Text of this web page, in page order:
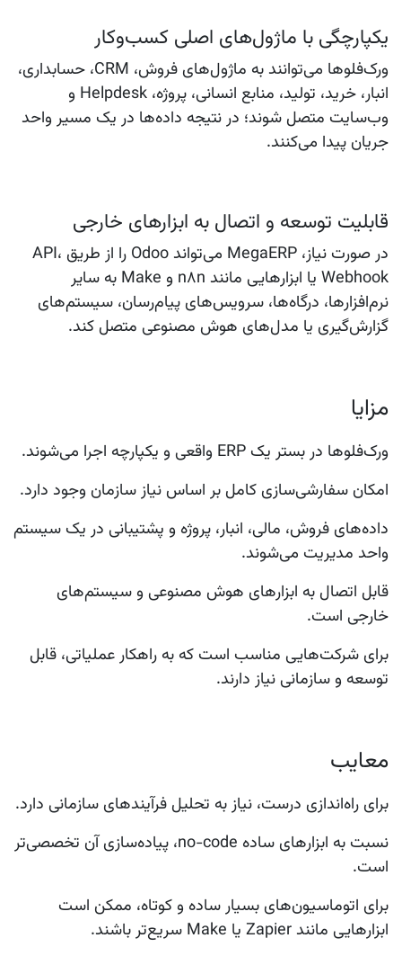
یکپارچگی با ماژول‌های اصلی کسب‌وکار
ورک‌فلوها می‌توانند به ماژول‌های فروش، CRM، حسابداری،
انبار، خرید، تولید، منابع انسانی، پروژه، Helpdesk و
وب‌سایت متصل شوند؛ در نتیجه داده‌ها در یک مسیر واحد
جریان پیدا می‌کنند.
قابلیت توسعه و اتصال به ابزارهای خارجی
در صورت نیاز، MegaERP می‌تواند Odoo را از طریق API،
Webhook یا ابزارهایی مانند n8n و Make به سایر
نرم‌افزارها، درگاه‌ها، سرویس‌های پیام‌رسان، سیستم‌های
گزارش‌گیری یا مدل‌های هوش مصنوعی متصل کند.
مزایا
ورک‌فلوها در بستر یک ERP واقعی و یکپارچه اجرا می‌شوند.
امکان سفارشی‌سازی کامل بر اساس نیاز سازمان وجود دارد.
داده‌های فروش، مالی، انبار، پروژه و پشتیبانی در یک سیستم
واحد مدیریت می‌شوند.
قابل اتصال به ابزارهای هوش مصنوعی و سیستم‌های
خارجی است.
برای شرکت‌هایی مناسب است که به راهکار عملیاتی، قابل
توسعه و سازمانی نیاز دارند.
معایب
برای راه‌اندازی درست، نیاز به تحلیل فرآیندهای سازمانی دارد.
نسبت به ابزارهای ساده no-code، پیاده‌سازی آن تخصصی‌تر
است.
برای اتوماسیون‌های بسیار ساده و کوتاه، ممکن است
ابزارهایی مانند Zapier یا Make سریع‌تر باشند.